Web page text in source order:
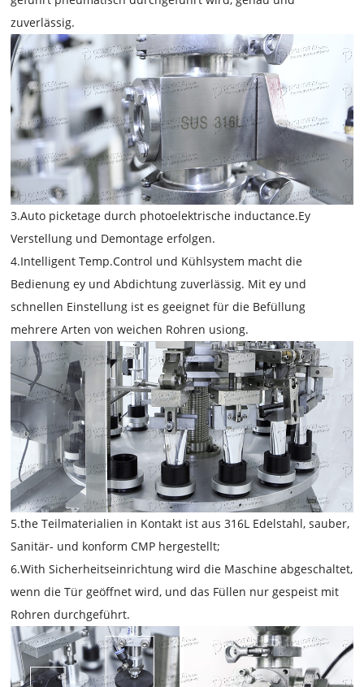
zuverlässig.
3.Auto picketage durch photoelektrische inductance.Ey
Verstellung und Demontage erfolgen.
4.Intelligent Temp.Control und Kühlsystem macht die
Bedienung ey und Abdichtung zuverlässig. Mit ey und
schnellen Einstellung ist es geeignet für die Befüllung
mehrere Arten von weichen Rohren usiong.
5.the Teilmaterialien in Kontakt ist aus 316L Edelstahl, sauber,
Sanitär- und konform CMP hergestellt;
6.With Sicherheitseinrichtung wird die Maschine abgeschaltet,
wenn die Tür geöffnet wird, und das Füllen nur gespeist mit
Rohren durchgeführt.